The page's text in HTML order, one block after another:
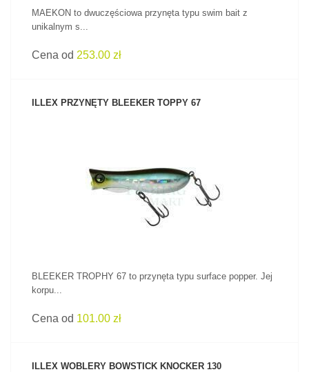
MAEKON to dwuczęściowa przynęta typu swim bait z
unikalnym s...
Cena od 253.00 zł
ILLEX PRZYNĘTY BLEEKER TOPPY 67
ZOBACZ PRODUKT
BLEEKER TROPHY 67 to przynęta typu surface popper. Jej
korpu...
Cena od 101.00 zł
ILLEX WOBLERY BOWSTICK KNOCKER 130